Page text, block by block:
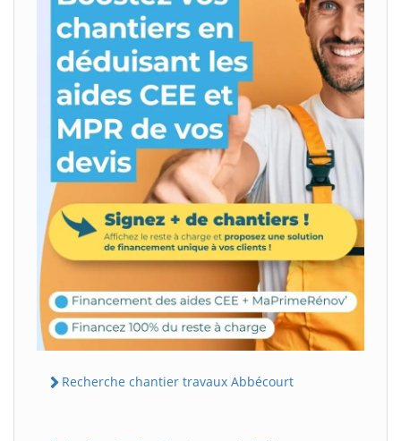
Recherche chantier travaux Abbécourt